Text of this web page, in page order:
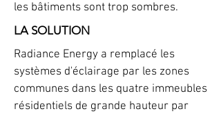
les bâtiments sont trop sombres.
LA SOLUTION
Radiance Energy a remplacé les
systèmes d'éclairage par les zones
communes dans les quatre immeubles
résidentiels de grande hauteur par